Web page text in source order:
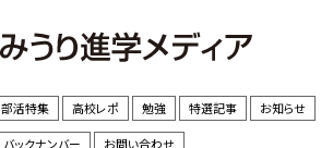
部活特集 高校レポ 勉強 特選記事 お知らせ
バックナンバー お問い合わせ